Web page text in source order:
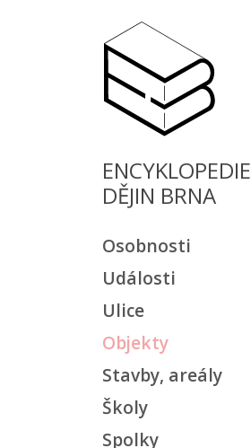
ENCYKLOPEDIE
DĚJIN BRNA
Osobnosti
Události
Ulice
Objekty
Stavby, areály
Školy
Spolky